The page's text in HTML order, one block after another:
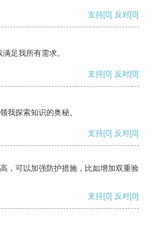
支持[0] 反对[0]
足我所有需求。
支持[0] 反对[0]
我探索知识的奥秘。
支持[0] 反对[0]
，可以加强防护措施，比如增加双重验
支持[0] 反对[0]